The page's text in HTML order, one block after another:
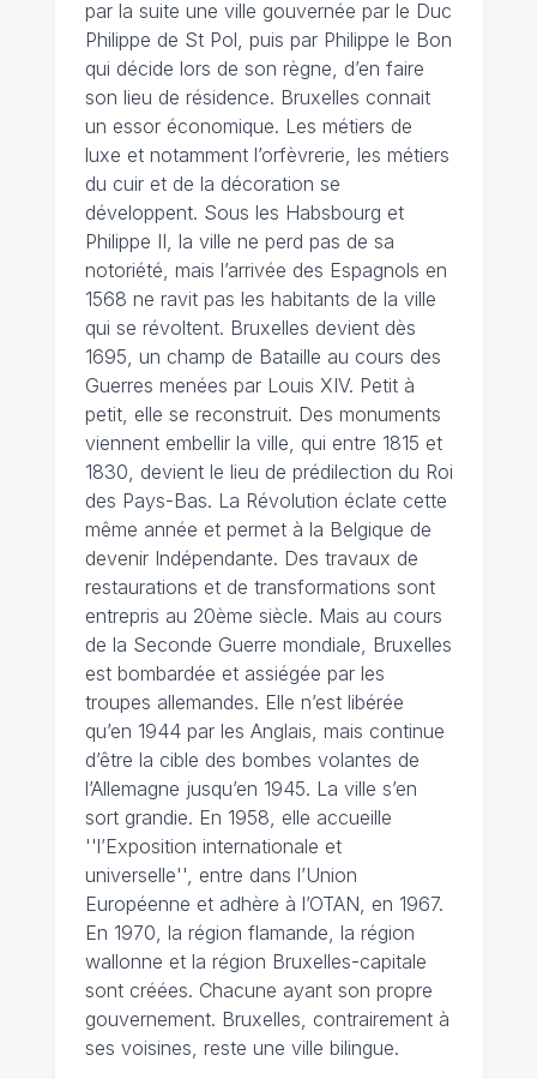
par la suite une ville gouvernée par le Duc
Philippe de St Pol, puis par Philippe le Bon
qui décide lors de son règne, d’en faire
son lieu de résidence. Bruxelles connait
un essor économique. Les métiers de
luxe et notamment l’orfèvrerie, les métiers
du cuir et de la décoration se
développent. Sous les Habsbourg et
Philippe II, la ville ne perd pas de sa
notoriété, mais l’arrivée des Espagnols en
1568 ne ravit pas les habitants de la ville
qui se révoltent. Bruxelles devient dès
1695, un champ de Bataille au cours des
Guerres menées par Louis XIV. Petit à
petit, elle se reconstruit. Des monuments
viennent embellir la ville, qui entre 1815 et
1830, devient le lieu de prédilection du Roi
des Pays-Bas. La Révolution éclate cette
même année et permet à la Belgique de
devenir Indépendante. Des travaux de
restaurations et de transformations sont
entrepris au 20ème siècle. Mais au cours
de la Seconde Guerre mondiale, Bruxelles
est bombardée et assiégée par les
troupes allemandes. Elle n’est libérée
qu’en 1944 par les Anglais, mais continue
d’être la cible des bombes volantes de
l’Allemagne jusqu’en 1945. La ville s’en
sort grandie. En 1958, elle accueille
''l’Exposition internationale et
universelle'', entre dans l’Union
Européenne et adhère à l’OTAN, en 1967.
En 1970, la région flamande, la région
wallonne et la région Bruxelles-capitale
sont créées. Chacune ayant son propre
gouvernement. Bruxelles, contrairement à
ses voisines, reste une ville bilingue.